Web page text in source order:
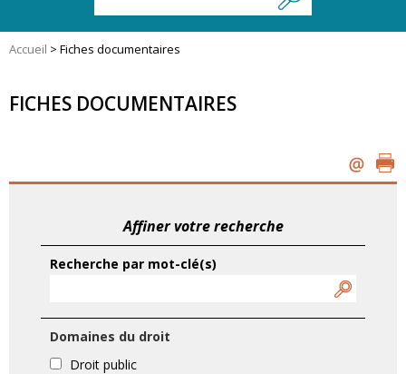
Accueil > Fiches documentaires
FICHES DOCUMENTAIRES
Affiner votre recherche
Recherche par mot-clé(s)
Domaines du droit
Droit public